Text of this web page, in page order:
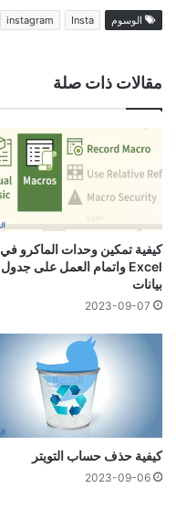
الوسوم Insta
instagram
مقالات ذات صلة
كيفية تمكين وحدات الماكرو في
Excel واتمام العمل على جدول
بيانات
2023-09-07
كيفية حذف حساب التويتر
2023-09-06